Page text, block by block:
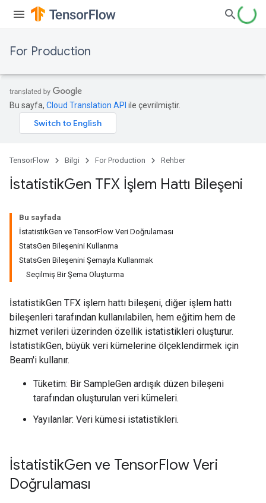
For Production
Bu sayfa, Cloud Translation API ile çevrilmiştir.
TensorFlow Bilgi For Production Rehber
İstatistikGen TFX İşlem Hattı Bileşeni
Bu sayfada
İstatistikGen ve TensorFlow Veri Doğrulaması
StatsGen Bileşenini Kullanma
StatsGen Bileşenini Şemayla Kullanmak
Seçilmiş Bir Şema Oluşturma
İstatistikGen TFX işlem hattı bileşeni, diğer işlem hattı
bileşenleri tarafından kullanılabilen, hem eğitim hem de
hizmet verileri üzerinden özellik istatistikleri oluşturur.
İstatistikGen, büyük veri kümelerine ölçeklendirmek için
Beam'i kullanır.
Tüketim: Bir SampleGen ardışık düzen bileşeni
tarafından oluşturulan veri kümeleri.
Yayılanlar: Veri kümesi istatistikleri.
İstatistikGen ve TensorFlow Veri
Doğrulaması